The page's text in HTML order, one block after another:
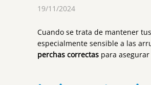
19/11/2024
Cuando se trata de mantener
especialmente sensible a las
perchas correctas para